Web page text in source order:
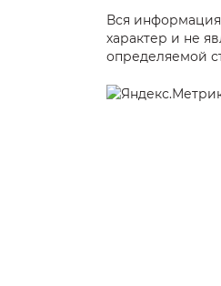
Вся
характер и не
определяемой